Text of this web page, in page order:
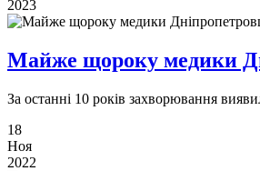
2023
Майже щороку медики
За останні 10 років захворювання
18
Ноя
2022